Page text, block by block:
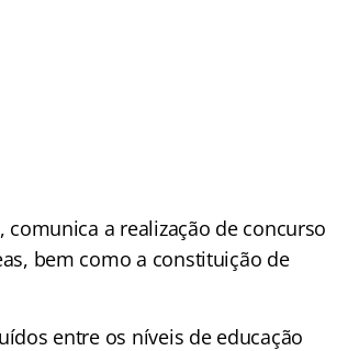
a realização de concurso
bem como a constituição de
entre os níveis de educação